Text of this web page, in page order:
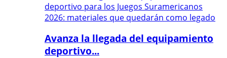
Avanza la llegada del equipamiento
deportivo...